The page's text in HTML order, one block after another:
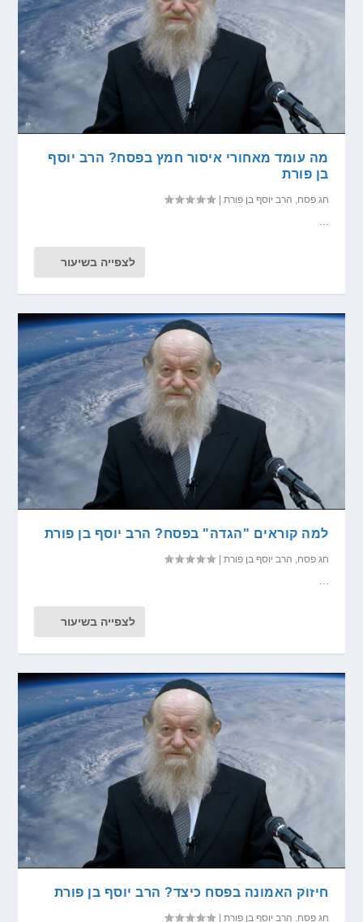
מה עומד מאחורי איסור חמץ בפסח? הרב יוסף
בן פורת
חג פסח הרב יוסף בן פורת |
לצפייה בשיעור
למה קוראים "הגדה" בפסח? הרב יוסף בן פורת
חג פסח הרב יוסף בן פורת |
לצפייה בשיעור
חיזוק האמונה בפסח כיצד? הרב יוסף בן פורת
חג פסח, הרב יוסף בן פורת |